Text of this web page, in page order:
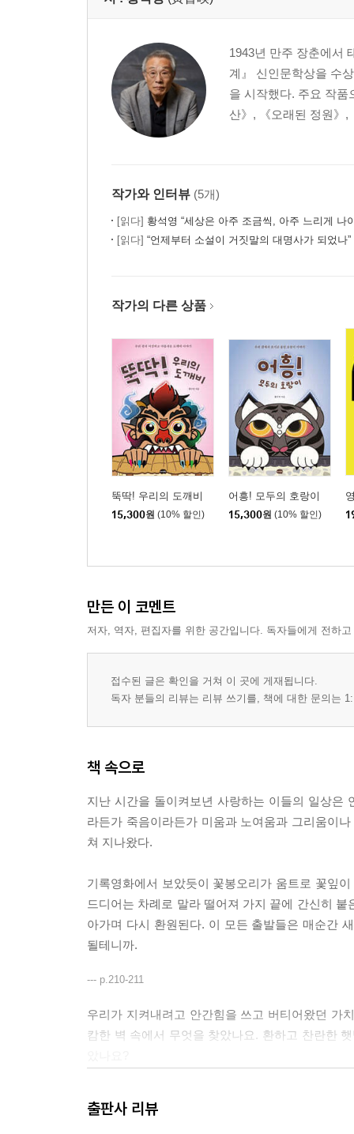
1943년 만주 장춘에서
계』 신인문학상을 수
을 시작했다. 주요 작품
산》, 《오래된 정원》,
작가와 인터뷰 (5개)
[읽다] 황석영 “세상은 아주 조금씩, 아주 느리게 나
[읽다] “언제부터 소설이 거짓말의 대명사가 되었나
작가의 다른 상품
뚝딱! 우리의 도깨비
15,300원 (10% 할인)
어흥! 모두의 호랑이
15,300원 (10% 할인)
만든 이 코멘트
저자, 역자, 편집자를 위한 공간입니다. 독자들에게 전하
접수된 글은 확인을 거쳐 이 곳에 게재됩니다.
독자 분들의 리뷰는 리뷰 쓰기를, 책에 대한 문의는
책 속으로
지난 시간을 돌이켜보년 사랑하는 이들의 일상은
라든가 죽음이라든가 미움과 노여움과 그리움이
쳐 지나왔다.
기록영화에서 보았듯이 꽃봉오리가 움트로 꽃잎
드디어는 차례로 말라 떨어져 가지 끝에 간신히
아가며 다시 환원된다. 이 모든 출발들은 매순간
될테니까.
--- p.210-211
우리가 지켜내려고 안간힘을 쓰고 버티어왔던 가
캄한 벽 속에서 무엇을 찾았나요. 환하고 찬란한
출판사 리뷰